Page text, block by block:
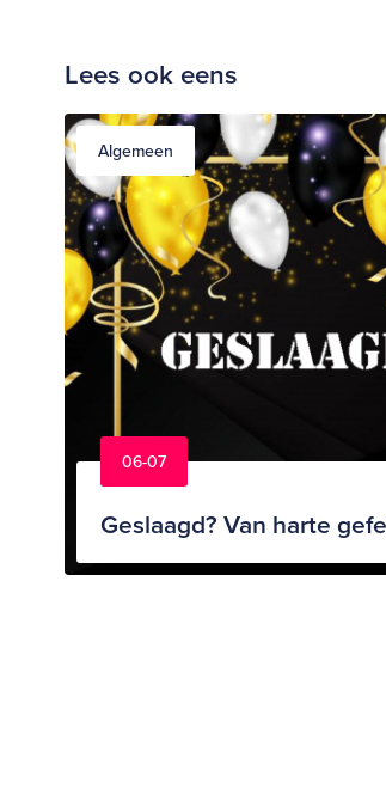
Lees ook eens
Algemeen
06-07
Geslaagd? Van harte